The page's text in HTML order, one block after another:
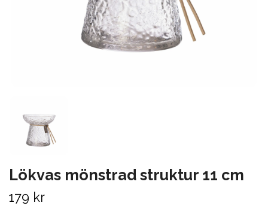
Lökvas mönstrad struktur 11 cm
179 kr